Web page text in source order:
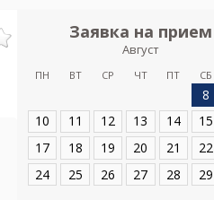
Заявка на прием
Август
ПН ВТ СР ЧТ ПТ СБ
8
10
11 12 13 14 15
17
18 19 20 21 22
24
25 26 27 28 29